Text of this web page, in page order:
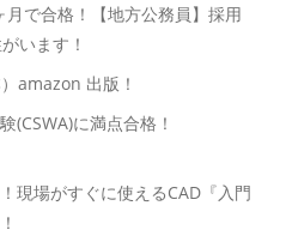
月で合格！【地方公務員】採用
います！
amazon 出版！
(CSWA)に満点合格！
現場がすぐに使えるCAD『入門